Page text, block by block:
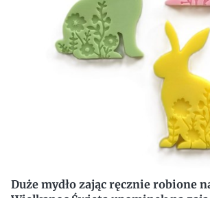
Duże mydło zając ręcznie robione